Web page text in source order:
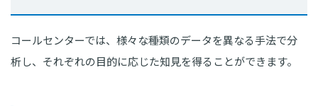
コールセンターでは、様々な種類のデータを異なる手法で分
析し、それぞれの目的に応じた知見を得ることができます。